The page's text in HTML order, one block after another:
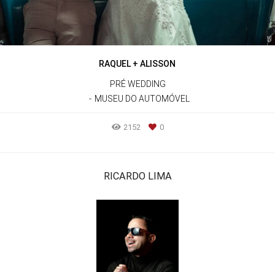
RAQUEL + ALISSON
PRÉ WEDDING
MUSEU DO AUTOMÓVEL
2152 0
RICARDO LIMA